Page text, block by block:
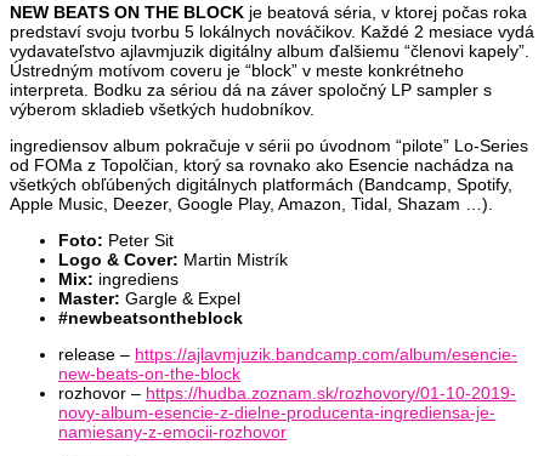
NEW BEATS ON THE BLOCK je beatová séria, v ktorej počas roka
predstaví svoju tvorbu 5 lokálnych nováčikov. Každé 2 mesiace vydá
vydavateľstvo ajlavmjuzik digitálny album ďalšiemu “členovi kapely”.
Ústredným motívom coveru je “block” v meste konkrétneho
interpreta. Bodku za sériou dá na záver spoločný LP sampler s
výberom skladieb všetkých hudobníkov.
ingrediensov album pokračuje v sérii po úvodnom “pilote” Lo-Series
od FOMa z Topolčian, ktorý sa rovnako ako Esencie nachádza na
všetkých obľúbených digitálnych platformách (Bandcamp, Spotify,
Apple Music, Deezer, Google Play, Amazon, Tidal, Shazam …).
Foto: Peter Sit
Logo & Cover: Martin Mistrík
Mix: ingrediens
Master: Gargle & Expel
#newbeatsontheblock
release – https://ajlavmjuzik.bandcamp.com/album/esencie-
new-beats-on-the-block
rozhovor – https://hudba.zoznam.sk/rozhovory/01-10-2019-
novy-album-esencie-z-dielne-producenta-ingrediensa-je-
namiesany-z-emocii-rozhovor